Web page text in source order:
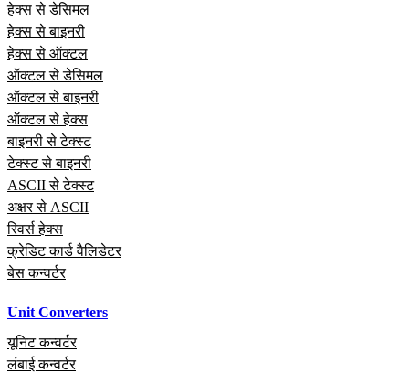
हेक्स से डेसिमल
हेक्स से बाइनरी
हेक्स से ऑक्टल
ऑक्टल से डेसिमल
ऑक्टल से बाइनरी
ऑक्टल से हेक्स
बाइनरी से टेक्स्ट
टेक्स्ट से बाइनरी
ASCII से टेक्स्ट
अक्षर से ASCII
रिवर्स हेक्स
क्रेडिट कार्ड वैलिडेटर
बेस कन्वर्टर
Unit Converters
यूनिट कन्वर्टर
लंबाई कन्वर्टर